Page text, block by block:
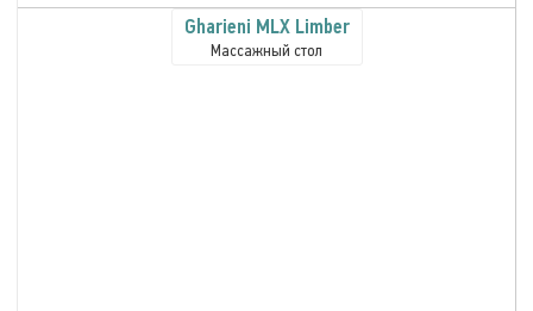
Gharieni MLX Limber
Массажный стол